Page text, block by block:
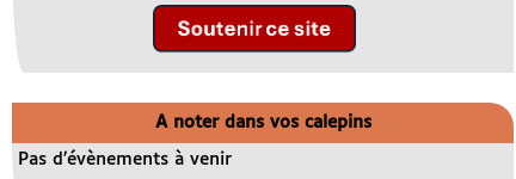
A noter dans vos calepins
Pas d’évènements à venir